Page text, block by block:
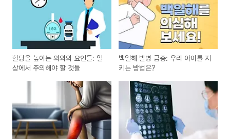
혈당을 높이는 의외의 요인들: 일
상에서 주의해야 할 것들
백일해 발병 급증: 우리 아이를 지
키는 방법은?